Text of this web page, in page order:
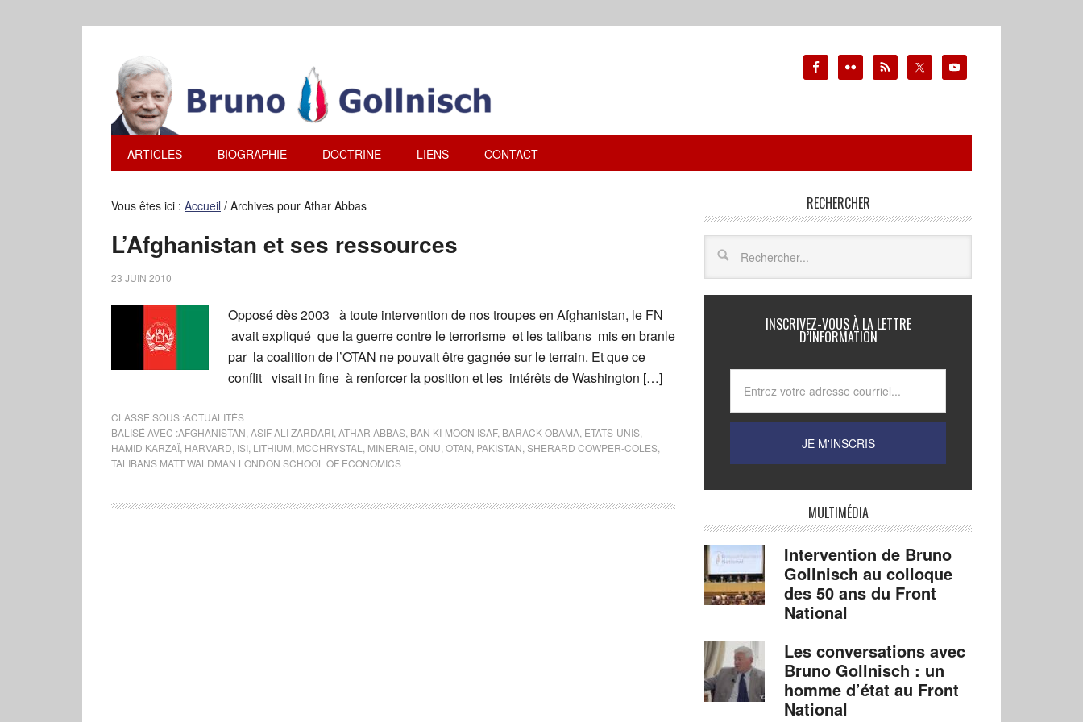
ARTICLES BIOGRAPHIE DOCTRINE LIENS CONTACT
Vous êtes ici : Accueil / Archives pour Athar Abbas
L’Afghanistan et ses ressources
23 JUIN 2010
Opposé dès 2003 à toute intervention de nos troupes en Afghanistan, le FN
avait expliqué que la guerre contre le terrorisme et les talibans mis en branle
par la coalition de l’OTAN ne pouvait être gagnée sur le terrain. Et que ce
conflit visait in fine à renforcer la position et les intérêts de Washington […]
CLASSÉ SOUS :ACTUALITÉS
BALISÉ AVEC :AFGHANISTAN ASIF ALI ZARDARI ATHAR ABBAS BAN KI-MOON ISAF, BARACK OBAMA ETATS-UNIS
HAMID KARZAÏ, HARVARD ISI LITHIUM MCCHRYSTAL MINERAIE ONU OTAN PAKISTAN SHERARD COWPER-COLES
TALIBANS MATT WALDMAN LONDON SCHOOL OF ECONOMICS
RECHERCHER
INSCRIVEZ-VOUS À LA LETTRE
D’INFORMATION
MULTIMÉDIA
Intervention de Bruno
Gollnisch au colloque
des 50 ans du Front
National
Les conversations avec
Bruno Gollnisch : un
homme d’état au Front
National